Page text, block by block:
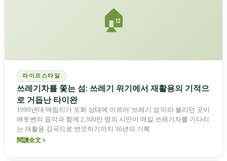
🏠
라이프스타일
쓰레기차를 쫓는 섬: 쓰레기 위기에서 재활용의 기적으
로 거듭난 타이완
1990년대 매립지가 포화 상태에 이르러 '쓰레기 섬'이라 불리던 곳이
베토벤의 음악과 함께 2,300만 명의 시민이 매일 쓰레기차를 기다리
는 재활용 강국으로 변모하기까지 30년의 기록
閱讀全文